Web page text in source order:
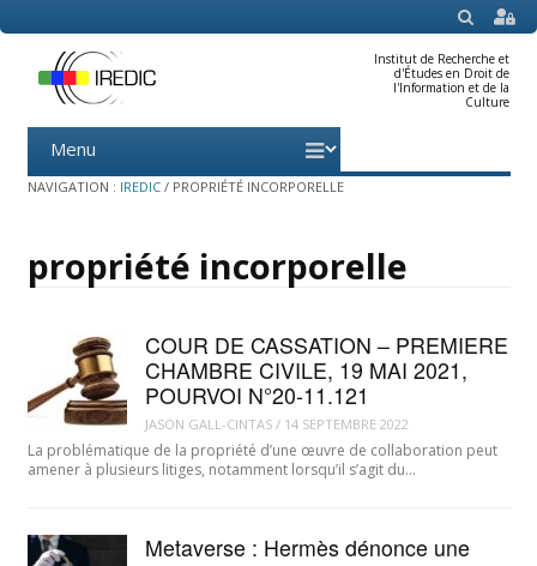
SEARCH
Institut de Recherche et
d'Études en Droit de
l'Information et de la
Culture
Menu
content
NAVIGATION : IREDIC / PROPRIÉTÉ INCORPORELLE
propriété incorporelle
COUR DE CASSATION – PREMIERE
CHAMBRE CIVILE, 19 MAI 2021,
POURVOI N°20-11.121
JASON GALL-CINTAS/ 14 SEPTEMBRE 2022
La problématique de la propriété d’une œuvre de collaboration peut
amener à plusieurs litiges, notamment lorsqu’il s’agit du…
Metaverse : Hermès dénonce une